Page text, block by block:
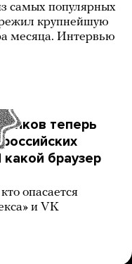
самых популярных
крупнейшую
месяца. Интервью
теперь
браузер
опасается
и VK